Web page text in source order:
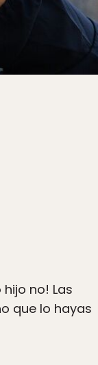
no! Las
que lo hayas